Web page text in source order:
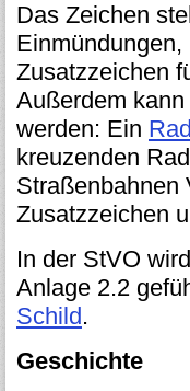
Das Zeichen
Zusatzzeichen
Außerdem
werden: Ein
kreuzenden
Straßenbahnen
Zusatzzeichen
In der StVO
Anlage 2.2
Schild.
Geschichte